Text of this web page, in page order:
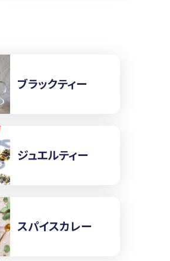
ブラックティー
ジュエルティー
スパイスカレー